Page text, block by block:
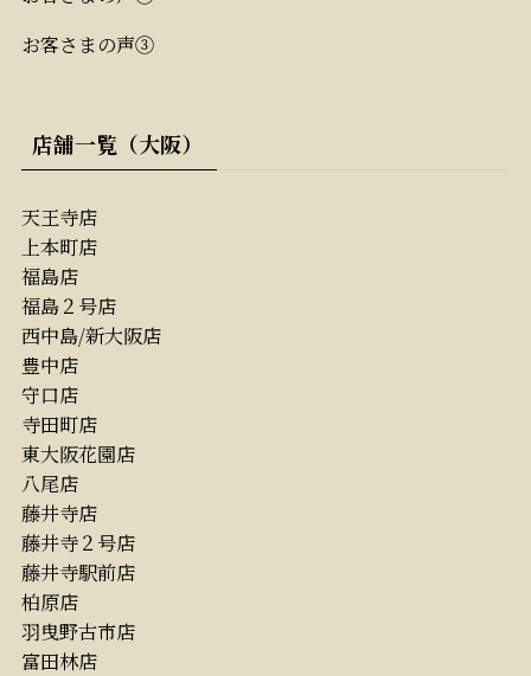
お客さまの声③
店舗一覧（大阪）
天王寺店
上本町店
福島店
福島２号店
西中島/新大阪店
豊中店
守口店
寺田町店
東大阪花園店
八尾店
藤井寺店
藤井寺２号店
藤井寺駅前店
柏原店
羽曳野古市店
富田林店